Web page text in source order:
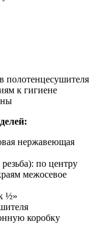
полотенцесушителя
к гигиене
нержавеющая
по центру
межосевое
½»
коробку